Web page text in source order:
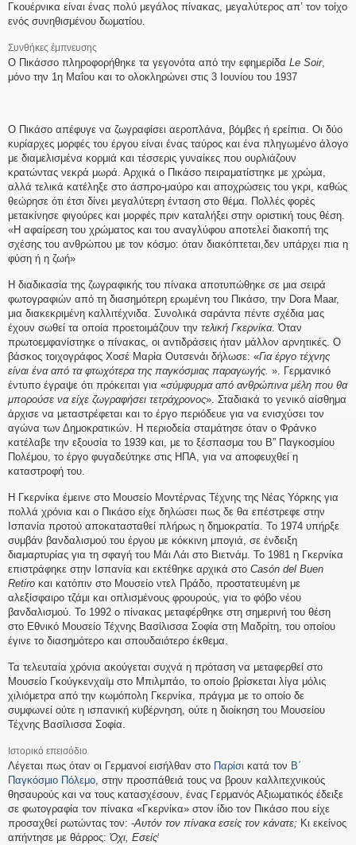
Γκουέρνικα είναι ένας πολύ μεγάλος πίνακας, μεγαλύτερος απ’ τον τοίχο
ενός συνηθισμένου δωματίου.
Συνθήκες έμπνευσης
Ο Πικάσσο πληροφορήθηκε τα γεγονότα από την εφημερίδα Le Soir,
μόνο την 1η Μαΐου και το ολοκληρώνει στις 3 Ιουνίου του 1937
Ο Πικάσο απέφυγε να ζωγραφίσει αεροπλάνα, βόμβες ή ερείπια. Οι δύο
κυρίαρχες μορφές του έργου είναι ένας ταύρος και ένα πληγωμένο άλογο
με διαμελισμένα κορμιά και τέσσερις γυναίκες που ουρλιάζουν
κρατώντας νεκρά μωρά. Αρχικά ο Πικάσο πειραματίστηκε με χρώμα,
αλλά τελικά κατέληξε στο άσπρο-μαύρο και αποχρώσεις του γκρι, καθώς
θεώρησε ότι έτσι δίνει μεγαλύτερη ένταση στο θέμα. Πολλές φορές
μετακίνησε φιγούρες και μορφές πριν καταλήξει στην οριστική τους θέση.
«Η αφαίρεση του χρώματος και του αναγλύφου αποτελεί διακοπή της
σχέσης του ανθρώπου με τον κόσμο: όταν διακόπτεται,δεν υπάρχει πια η
φύση ή η ζωή»
Η διαδικασία της ζωγραφικής του πίνακα αποτυπώθηκε σε μια σειρά
φωτογραφιών από τη διασημότερη ερωμένη του Πικάσο, την Dora Maar,
μια διακεκριμένη καλλιτέχνιδα. Συνολικά σαράντα πέντε σχέδια μας
έχουν σωθεί τα οποία προετοιμάζουν την τελική Γκερνίκα. Όταν
πρωτοεμφανίστηκε ο πίνακας, οι αντιδράσεις ήταν μάλλον αρνητικές. Ο
βάσκος τοιχογράφος Χοσέ Μαρία Ουτσενάι δήλωσε: «Για έργο τέχνης
είναι ένα από τα φτωχότερα της παγκόσμιας παραγωγής. ». Γερμανικό
έντυπο έγραψε ότι πρόκειται για «σύμφυρμα από ανθρώπινα μέλη που θα
μπορούσε να είχε ζωγραφήσει τετράχρονος». Σταδιακά το γενικό αίσθημα
άρχισε να μεταστρέφεται και το έργο περιόδευε για να ενισχύσει τον
αγώνα των Δημοκρατικών. Η περιοδεία σταμάτησε όταν ο Φράνκο
κατέλαβε την εξουσία το 1939 και, με το ξέσπασμα του Β” Παγκοσμίου
Πολέμου, το έργο φυγαδεύτηκε στις ΗΠΑ, για να αποφευχθεί η
καταστροφή του.
Η Γκερνίκα έμεινε στο Μουσείο Μοντέρνας Τέχνης της Νέας Υόρκης για
πολλά χρόνια και ο Πικάσο είχε δηλώσει πως δε θα επέστρεφε στην
Ισπανία προτού αποκατασταθεί πλήρως η δημοκρατία. Το 1974 υπήρξε
συμβάν βανδαλισμού του έργου με κόκκινη μπογιά, σε ένδειξη
διαμαρτυρίας για τη σφαγή του Μάι Λάι στο Βιετνάμ. Το 1981 η Γκερνίκα
επιστράφηκε στην Ισπανία και εκτέθηκε αρχικά στο Casón del Buen
Retiro και κατόπιν στο Μουσείο ντελ Πράδο, προστατευμένη με
αλεξίσφαιρο τζάμι και οπλισμένους φρουρούς, για το φόβο νέου
βανδαλισμού. Το 1992 ο πίνακας μεταφέρθηκε στη σημερινή του θέση
στο Εθνικό Μουσείο Τέχνης Βασίλισσα Σοφία στη Μαδρίτη, του οποίου
έγινε το διασημότερο και σπουδαιότερο έκθεμα.
Τα τελευταία χρόνια ακούγεται συχνά η πρόταση να μεταφερθεί στο
Μουσείο Γκούγκενχαϊμ στο Μπιλμπάο, το οποίο βρίσκεται λίγα μόλις
χιλιόμετρα από την κωμόπολη Γκερνίκα, πράγμα με το οποίο δε
συμφωνεί ούτε η ισπανική κυβέρνηση, ούτε η διοίκηση του Μουσείου
Τέχνης Βασίλισσα Σοφία.
Ιστορικό επεισόδιο
Λέγεται πως όταν οι Γερμανοί εισήλθαν στο Παρίσι κατά τον Β΄
Παγκόσμιο Πόλεμο, στην προσπάθειά τους να βρουν καλλιτεχνικούς
θησαυρούς και να τους κατασχέσουν, ένας Γερμανός Αξιωματικός έδειξε
σε φωτογραφία τον πίνακα «Γκερνίκα» στον ίδιο τον Πικάσο που είχε
προσαχθεί ρωτώντας τον: -Αυτόν τον πίνακα εσείς τον κάνατε; Κι εκείνος
απήντησε με θάρρος: Όχι, Εσείς!